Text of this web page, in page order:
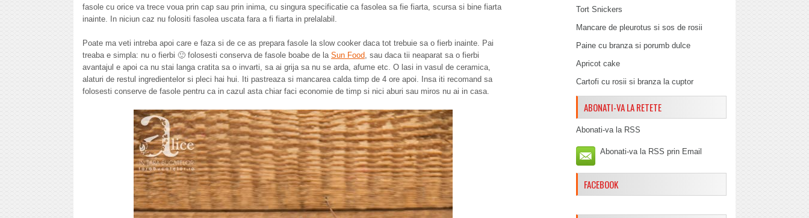
fasole cu orice va trece voua prin cap sau prin inima, cu singura specificatie ca fasolea sa fie fiarta, scursa si bine fiarta
inainte. In niciun caz nu folositi fasolea uscata fara a fi fiarta in prelalabil.
Poate ma veti intreba apoi care e faza si de ce as prepara fasole la slow cooker daca tot trebuie sa o fierb inainte. Pai
treaba e simpla: nu o fierbi 🙂 folosesti conserva de fasole boabe de la Sun Food , sau daca tii neaparat sa o fierbi
avantajul e apoi ca nu stai langa cratita sa o invarti, sa ai grija sa nu se arda, afume etc. O lasi in vasul de ceramica,
alaturi de restul ingredientelor si pleci hai hui. Iti pastreaza si mancarea calda timp de 4 ore apoi. Insa iti recomand sa
folosesti conserve de fasole pentru ca in cazul asta chiar faci economie de timp si nici aburi sau miros nu ai in casa.
Tort Snickers
Mancare de pleurotus si sos de rosii
Paine cu branza si porumb dulce
Apricot cake
Cartofi cu rosii si branza la cuptor
ABONATI-VA LA RETETE
Abonati-va la RSS
Abonati-va la RSS prin Email
FACEBOOK